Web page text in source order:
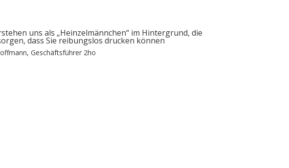
uns als „Heinzelmännchen“ im Hintergrund, die
dass Sie reibungslos drucken können
Geschäftsführer 2ho